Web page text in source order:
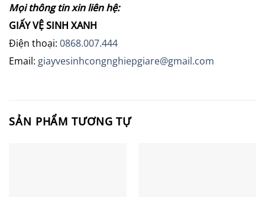
Mọi thông tin xin liên hệ:
GIẤY VỆ SINH XANH
Điện thoại: 0868.007.444
Email: giayvesinhcongnghiepgiare@gmail.com
SẢN PHẨM TƯƠNG TỰ